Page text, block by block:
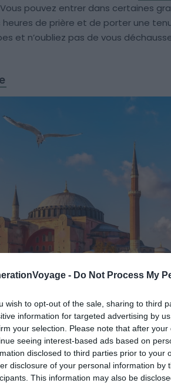
- Do Not Process My
wish to opt-out of the sale, sharing to third
information for targeted advertising by
your selection. Please note that after
seeing interest-based ads based on
disclosed to third parties prior to your
disclosure of your personal information by
This information may also be
pouvez entrer dans certaines
de prière et de porter une
et n’oubliez pas de vous